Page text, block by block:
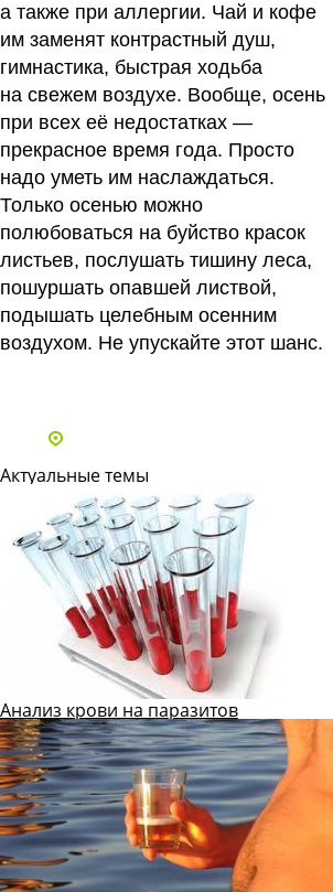
а также при аллергии. Чай и кофе
им заменят контрастный душ,
гимнастика, быстрая ходьба
на свежем воздухе. Вообще, осень
при всех её недостатках —
прекрасное время года. Просто
надо уметь им наслаждаться.
Только осенью можно
полюбоваться на буйство красок
листьев, послушать тишину леса,
пошуршать опавшей листвой,
подышать целебным осенним
воздухом. Не упускайте этот шанс.
Актуальные темы
Анализ крови на паразитов